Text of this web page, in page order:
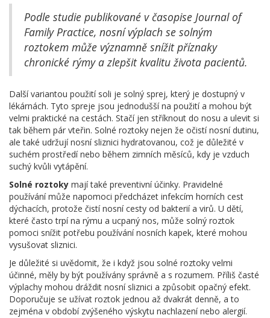
Podle studie publikované v časopise Journal of
Family Practice, nosní výplach se solným
roztokem může významně snížit příznaky
chronické rýmy a zlepšit kvalitu života pacientů.
Další variantou použití soli je solný sprej, který je dostupný v
lékárnách. Tyto spreje jsou jednodušší na použití a mohou být
velmi praktické na cestách. Stačí jen stříknout do nosu a ulevit si
tak během pár vteřin. Solné roztoky nejen že očistí nosní dutinu,
ale také udržují nosní sliznici hydratovanou, což je důležité v
suchém prostředí nebo během zimních měsíců, kdy je vzduch
suchý kvůli vytápění.
Solné roztoky mají také preventivní účinky. Pravidelné
používání může napomoci předcházet infekcím horních cest
dýchacích, protože čistí nosní cesty od bakterií a virů. U dětí,
které často trpí na rýmu a ucpaný nos, může solný roztok
pomoci snížit potřebu používání nosních kapek, které mohou
vysušovat sliznici.
Je důležité si uvědomit, že i když jsou solné roztoky velmi
účinné, měly by být používány správně a s rozumem. Příliš časté
výplachy mohou dráždit nosní sliznici a způsobit opačný efekt.
Doporučuje se užívat roztok jednou až dvakrát denně, a to
zejména v období zvýšeného výskytu nachlazení nebo alergií.